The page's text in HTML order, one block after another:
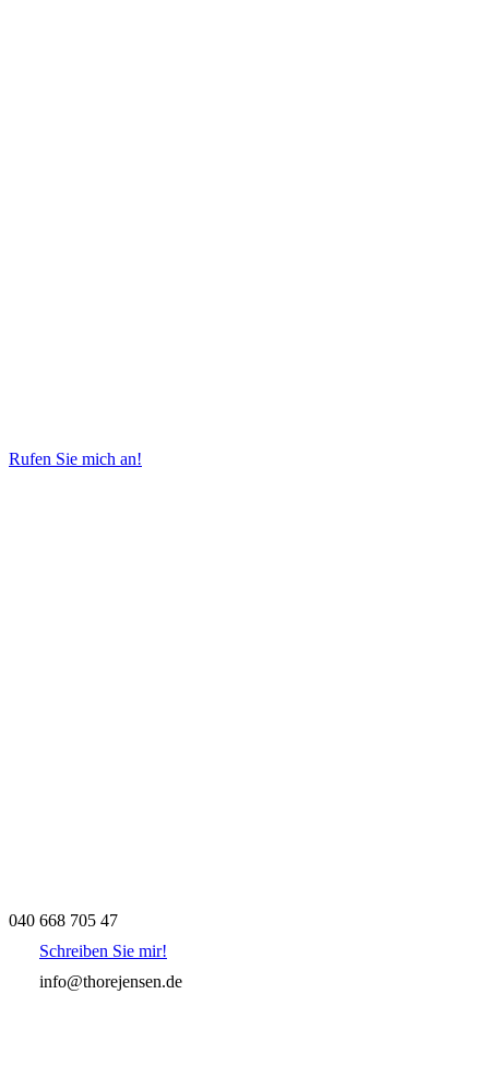
Rufen Sie mich an!
040 668 705 47
Schreiben Sie mir!
info@thorejensen.de